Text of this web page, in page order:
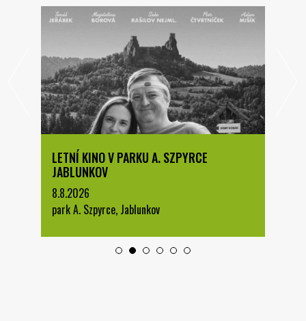
LETNÍ KINO V PARKU A. SZPYRCE
JABLUNKOV
8.8.2026
park A. Szpyrce, Jablunkov